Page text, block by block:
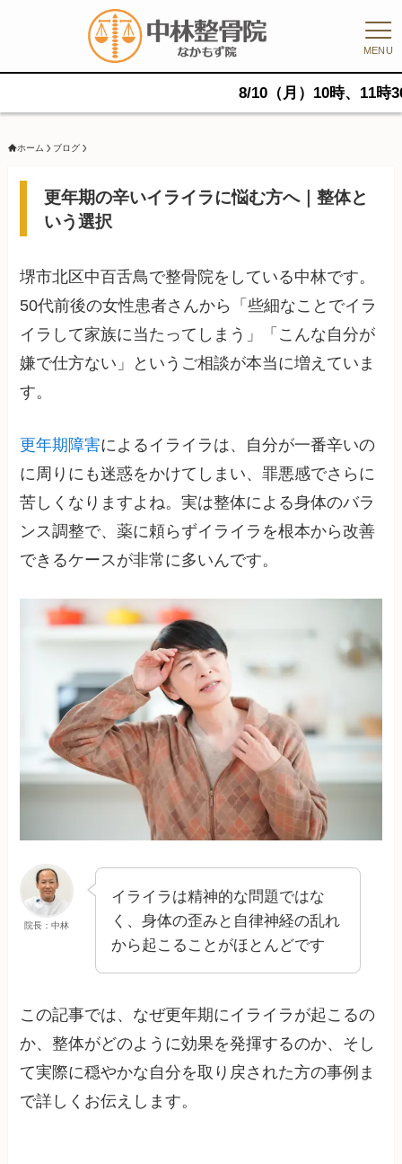
MENU
8/10（月）10時、11時30分、
ホーム ブログ
更年期の辛いイライラに悩む方へ｜整体と
いう選択
堺市北区中百舌鳥で整骨院をしている中林です。
50代前後の女性患者さんから「些細なことでイラ
イラして家族に当たってしまう」「こんな自分が
嫌で仕方ない」というご相談が本当に増えていま
す。
更年期障害によるイライラは、自分が一番辛いの
に周りにも迷惑をかけてしまい、罪悪感でさらに
苦しくなりますよね。実は整体による身体のバラ
ンス調整で、薬に頼らずイライラを根本から改善
できるケースが非常に多いんです。
院長：中林
イライラは精神的な問題ではな
く、身体の歪みと自律神経の乱れ
から起こることがほとんどです
この記事では、なぜ更年期にイライラが起こるの
か、整体がどのように効果を発揮するのか、そし
て実際に穏やかな自分を取り戻された方の事例ま
で詳しくお伝えします。